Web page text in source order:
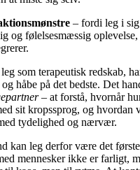
– fordi leg i
og følelsesmæssig oplevelse,
som terapeutisk redskab,
håbe på det bedste. Det
– at forstå, hvornår
sit kropssprog, og hvordan
tydelighed og nærvær.
kan leg derfor være det
mennesker ikke er farligt,